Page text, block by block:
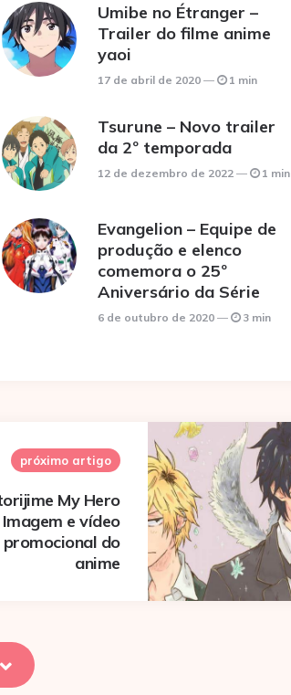
Umibe no Étranger –
Trailer do filme anime
yaoi
17 de abril de 2020 1 min
Tsurune – Novo trailer
da 2º temporada
12 de dezembro de 2022 1 min
Evangelion – Equipe de
produção e elenco
comemora o 25º
Aniversário da Série
6 de outubro de 2020 3 min
próximo artigo
My Hero
Imagem e vídeo
promocional do
anime